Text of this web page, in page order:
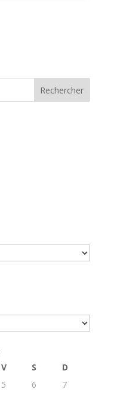
Rechercher
V S
D
5 6 7